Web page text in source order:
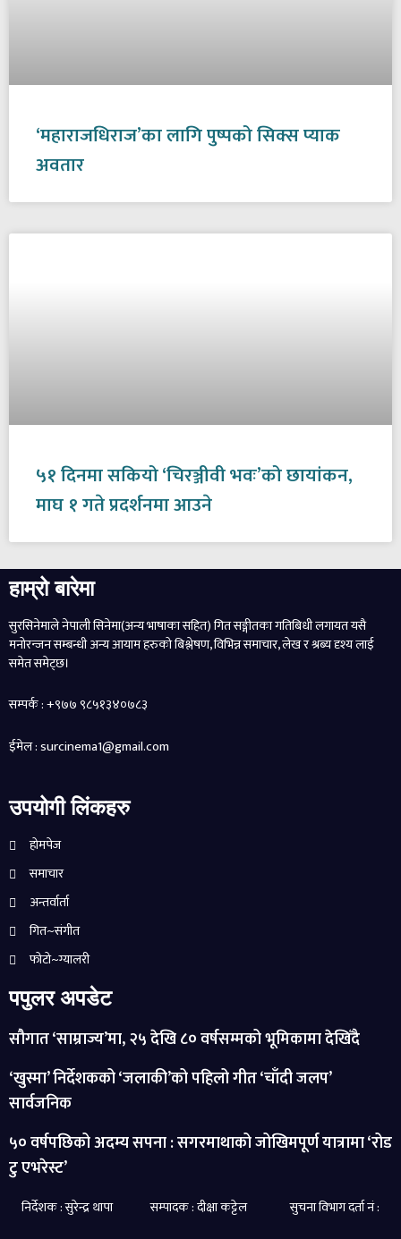
‘महाराजधिराज’का लागि पुष्पको सिक्स प्याक
अवतार
५१ दिनमा सकियो ‘चिरञ्जीवी भवः’को छायांकन,
माघ १ गते प्रदर्शनमा आउने
हाम्रो बारेमा
सुरसिनेमाले नेपाली सिनेमा(अन्य भाषाका सहित) गित सङ्गीतका गतिबिधी लगायत यसै
मनोरन्जन सम्बन्धी अन्य आयाम हरुको बिश्लेषण, विभिन्न समाचार, लेख र श्रब्य दृश्य लाई
समेत समेट्छ।
सम्पर्क : +९७७ ९८५१३४०७८३
ईमेल : surcinema1@gmail.com
उपयोगी लिंकहरु
होमपेज
समाचार
अन्तर्वार्ता
गित~संगीत
फोटो~ग्यालरी
पपुलर अपडेट
सौगात ‘साम्राज्य’मा, २५ देखि ८० वर्षसम्मको भूमिकामा देखिँदै
‘खुस्मा’ निर्देशकको ‘जलाकी’को पहिलो गीत ‘चाँदी जलप’
सार्वजनिक
५० वर्षपछिको अदम्य सपना : सगरमाथाको जोखिमपूर्ण यात्रामा ‘रोड
टु एभरेस्ट’
निर्देशक : सुरेन्द्र थापा सम्पादक : दीक्षा कट्टेल सुचना विभाग दर्ता नं :